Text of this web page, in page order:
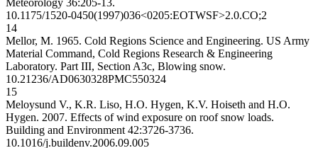
Meteorology 36:205-13.
10.1175/1520-0450(1997)036<0205:EOTWSF>2.0.CO;2
14
Mellor, M. 1965. Cold Regions Science and Engineering. US Army
Material Command, Cold Regions Research & Engineering
Laboratory. Part III, Section A3c, Blowing snow.
10.21236/AD0630328PMC550324
15
Meloysund V., K.R. Liso, H.O. Hygen, K.V. Hoiseth and H.O.
Hygen. 2007. Effects of wind exposure on roof snow loads.
Building and Environment 42:3726-3736.
10.1016/j.buildenv.2006.09.005